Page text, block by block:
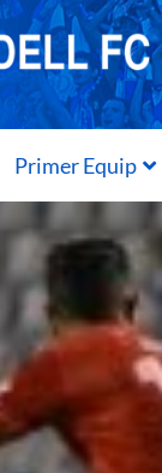
Primer Equip